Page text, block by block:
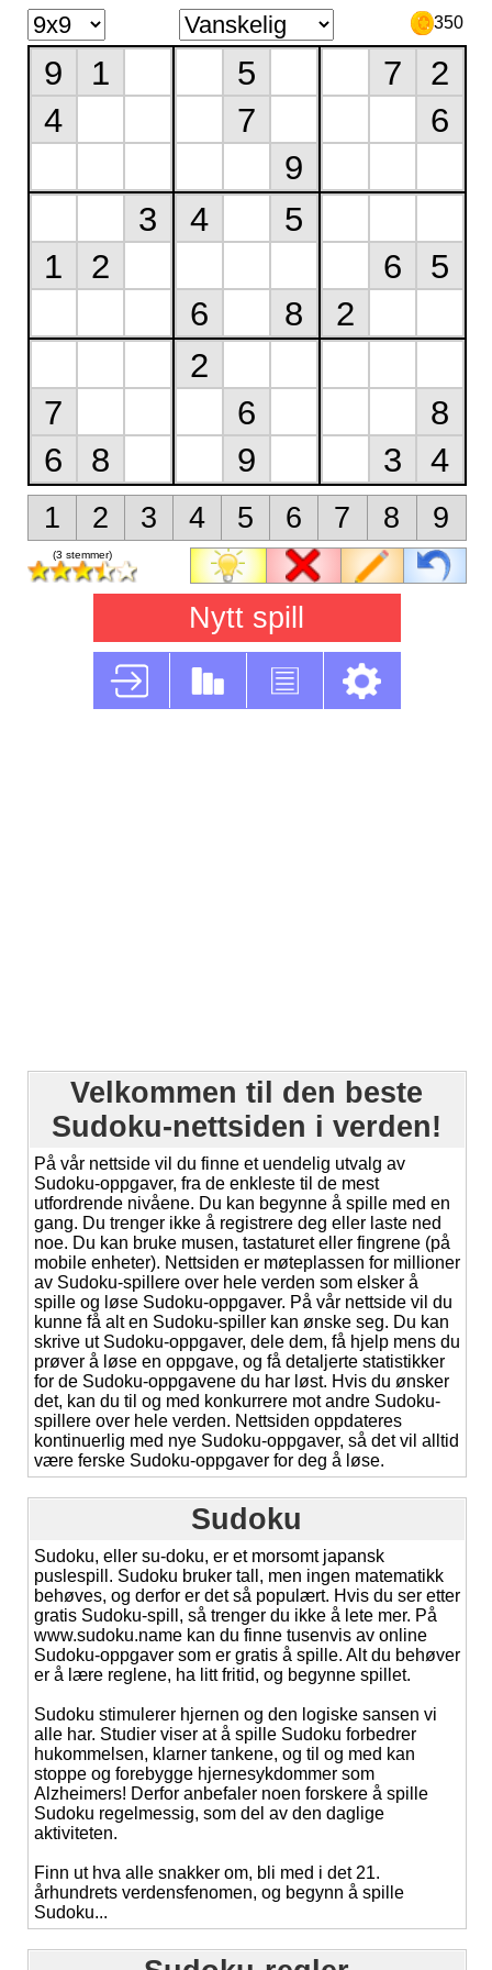
350
9
1
4
5
7
9
7
2
6
3
1
2
4 5
6 8
6
5
2
7
6
8
2
6
9
8
3
4
1 2 3 4 5 6 7 8 9
(3 stemmer)
Nytt spill
Velkommen til den beste
Sudoku-nettsiden i verden!
På vår nettside vil du finne et uendelig utvalg av
Sudoku-oppgaver, fra de enkleste til de mest
utfordrende nivåene. Du kan begynne å spille med en
gang. Du trenger ikke å registrere deg eller laste ned
noe. Du kan bruke musen, tastaturet eller fingrene (på
mobile enheter). Nettsiden er møteplassen for millioner
av Sudoku-spillere over hele verden som elsker å
spille og løse Sudoku-oppgaver. På vår nettside vil du
kunne få alt en Sudoku-spiller kan ønske seg. Du kan
skrive ut Sudoku-oppgaver, dele dem, få hjelp mens du
prøver å løse en oppgave, og få detaljerte statistikker
for de Sudoku-oppgavene du har løst. Hvis du ønsker
det, kan du til og med konkurrere mot andre Sudoku-
spillere over hele verden. Nettsiden oppdateres
kontinuerlig med nye Sudoku-oppgaver, så det vil alltid
være ferske Sudoku-oppgaver for deg å løse.
Sudoku
Sudoku, eller su-doku, er et morsomt japansk
puslespill. Sudoku bruker tall, men ingen matematikk
behøves, og derfor er det så populært. Hvis du ser etter
gratis Sudoku-spill, så trenger du ikke å lete mer. På
www.sudoku.name kan du finne tusenvis av online
Sudoku-oppgaver som er gratis å spille. Alt du behøver
er å lære reglene, ha litt fritid, og begynne spillet.
Sudoku stimulerer hjernen og den logiske sansen vi
alle har. Studier viser at å spille Sudoku forbedrer
hukommelsen, klarner tankene, og til og med kan
stoppe og forebygge hjernesykdommer som
Alzheimers! Derfor anbefaler noen forskere å spille
Sudoku regelmessig, som del av den daglige
aktiviteten.
Finn ut hva alle snakker om, bli med i det 21.
århundrets verdensfenomen, og begynn å spille
Sudoku...